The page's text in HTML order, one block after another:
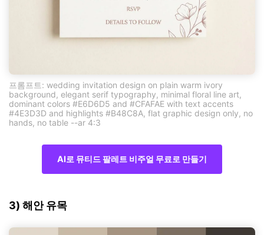
프롬프트: wedding invitation design on plain warm ivory
background, elegant serif typography, minimal floral line art,
dominant colors #E6D6D5 and #CFAFAE with text accents
#4E3D3D and highlights #B48C8A, flat graphic design only, no
hands, no table --ar 4:3
AI로 뮤티드 팔레트 비주얼 무료로 만들기
3) 해안 유목